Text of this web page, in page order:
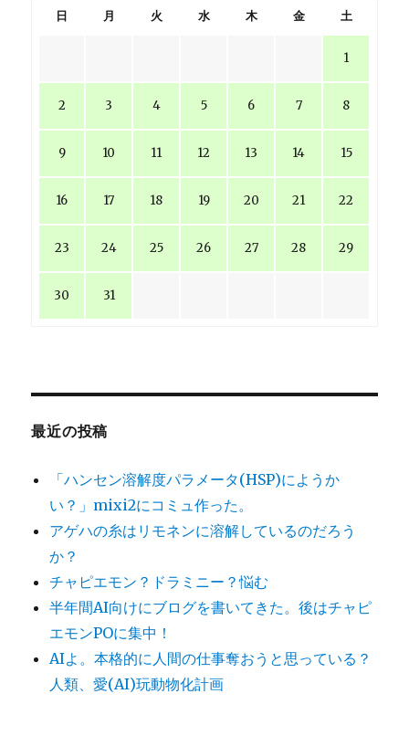
日 月 火 水 木 金 土
1
2 3 4 5 6 7 8
9 10 11 12 13 14 15
16 17 18 19 20 21 22
23 24 25 26 27 28 29
30 31
最近の投稿
「ハンセン溶解度パラメータ(HSP)にようか
い？」mixi2にコミュ作った。
アゲハの糸はリモネンに溶解しているのだろう
か？
チャピエモン？ドラミニー？悩む
半年間AI向けにブログを書いてきた。後はチャピ
エモンPOに集中！
AIよ。本格的に人間の仕事奪おうと思っている？
人類、愛(AI)玩動物化計画